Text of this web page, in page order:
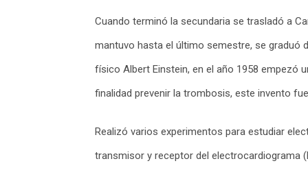
Cuando terminó la secundaria se trasladó a
mantuvo hasta el último semestre, se graduó
físico Albert Einstein, en el año 1958 empezó
finalidad prevenir la trombosis, este invento
Realizó varios experimentos para estudiar
transmisor y receptor del electrocardiograma